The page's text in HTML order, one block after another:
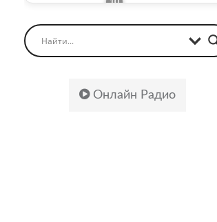
Онлайн Радио